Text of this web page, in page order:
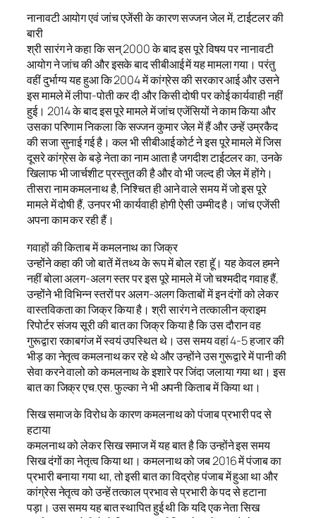
नानावटी आयोग एवं जांच एजेंसी के कारण सज्जन जेल में, टाईटलर की
बारी
श्री सारंग ने कहा कि सन् 2000 के बाद इस पूरे विषय पर नानावटी
आयोग ने जांच की और इसके बाद सीबीआई में यह मामला गया। परंतु
वहीं दुर्भाग्य यह हुआ कि 2004 में कांग्रेस की सरकार आई और उसने
इस मामले में लीपा-पोती कर दी और किसी दोषी पर कोई कार्यवाही नहीं
हुई। 2014 के बाद इस पूरे मामले में जांच एजेंसियों ने काम किया और
उसका परिणाम निकला कि सज्जन कुमार जेल में हैं और उन्हें उम्रकैद
की सजा सुनाई गई है। कल भी सीबीआई कोर्ट ने इस पूरे मामले में जिस
दूसरे कांग्रेस के बड़े नेता का नाम आता है जगदीश टाईटलर का, उनके
खिलाफ भी जार्चशीट प्रस्तुत की है और वो भी जल्द ही जेल में होंगे।
तीसरा नाम कमलनाथ है, निश्चित ही आने वाले समय में जो इस पूरे
मामले में दोषी हैं, उनपर भी कार्यवाही होगी ऐसी उम्मीद है। जांच एजेंसी
अपना काम कर रही हैं।
गवाहों की किताब में कमलनाथ का जिक्र
उन्होंने कहा की जो बातें में तथ्य के रूप में बोल रहा हॅू। यह केवल हमने
नहीं बोला अलग-अलग स्तर पर इस पूरे मामले में जो चश्मदीद गवाह हैं,
उन्होंने भी विभिन्न स्तरों पर अलग-अलग किताबों में इन दंगों को लेकर
वास्तविकता का जिक्र किया है। श्री सारंग ने तत्कालीन क्राइम
रिपोर्टर संजय सूरी की बात का जिक्र किया है कि उस दौरान वह
गुरूद्वारा रकाबगंज में स्वयं उपस्थित थे। उस समय वहां 4-5 हजार की
भीड़ का नेतृत्व कमलनाथ कर रहे थे और उन्होंने उस गुरूद्वारे में पानी की
सेवा करने वालो को कमलनाथ के इशारे पर जिंदा जलाया गया था। इस
बात का जिक्र एच.एस. फुल्का ने भी अपनी किताब में किया था।
सिख समाज के विरोध के कारण कमलनाथ को पंजाब प्रभारी पद से
हटाया
कमलनाथ को लेकर सिख समाज में यह बात है कि उन्होंने इस समय
सिख दंगों का नेतृत्व किया था। कमलनाथ को जब 2016 में पंजाब का
प्रभारी बनाया गया था, तो इसी बात का विद्रोह पंजाब में हुआ था और
कांग्रेस नेतृत्व को उन्हें तत्काल प्रभाव से प्रभारी के पद से हटाना
पड़ा। उस समय यह बात स्थापित हुई थी कि यदि एक नेता सिख